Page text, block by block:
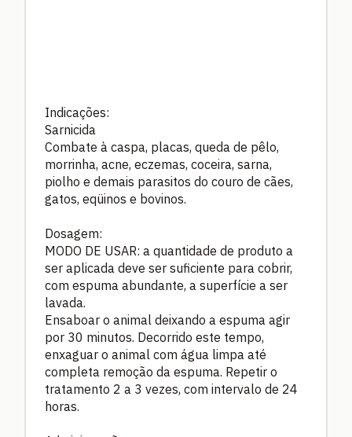
Indicações:
Sarnicida
Combate à caspa, placas, queda de pêlo,
morrinha, acne, eczemas, coceira, sarna,
piolho e demais parasitos do couro de cães,
gatos, eqüinos e bovinos.
Dosagem:
MODO DE USAR: a quantidade de produto a
ser aplicada deve ser suficiente para cobrir,
com espuma abundante, a superfície a ser
lavada.
Ensaboar o animal deixando a espuma agir
por 30 minutos. Decorrido este tempo,
enxaguar o animal com água limpa até
completa remoção da espuma. Repetir o
tratamento 2 a 3 vezes, com intervalo de 24
horas.